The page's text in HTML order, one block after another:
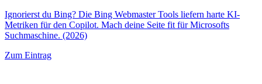
Ignorierst du Bing? Die Bing Webmaster Tools liefern harte KI-
Metriken für den Copilot. Mach deine Seite fit für Microsofts
Suchmaschine. (2026)
Zum Eintrag